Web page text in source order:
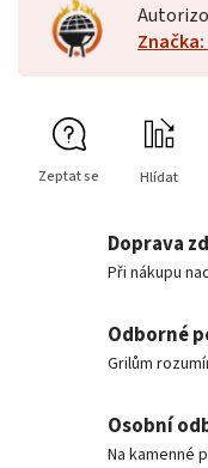
Zeptat se Hlídat
Doprava
Při nákupu
Odborné
Grilům
Osobní
Na kamenné